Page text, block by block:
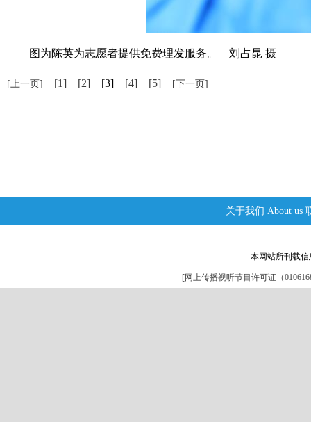
图为陈英为志愿者提供免费理发服务。 刘占昆 摄
[上一页] [1] [2] [3] [4] [5] [下一页]
关于我们 About us
本网站所刊载
[网上传播视听节目许可证（